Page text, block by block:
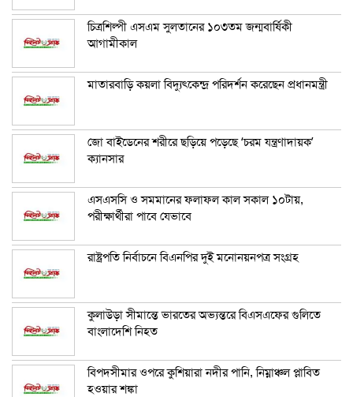
চিত্রশিল্পী এসএম সুলতানের ১০৩তম জন্মবার্ষিকী
আগামীকাল
মাতারবাড়ি কয়লা বিদ্যুৎকেন্দ্র পরিদর্শন করেছেন প্রধানমন্ত্রী
জো বাইডেনের শরীরে ছড়িয়ে পড়েছে ‘চরম যন্ত্রণাদায়ক’
ক্যানসার
এসএসসি ও সমমানের ফলাফল কাল সকাল ১০টায়,
পরীক্ষার্থীরা পাবে যেভাবে
রাষ্ট্রপতি নির্বাচনে বিএনপির দুই মনোনয়নপত্র সংগ্রহ
কুলাউড়া সীমান্তে ভারতের অভ্যন্তরে বিএসএফের গুলিতে
বাংলাদেশি নিহত
বিপদসীমার ওপরে কুশিয়ারা নদীর পানি, নিম্নাঞ্চল প্লাবিত
হওয়ার শঙ্কা